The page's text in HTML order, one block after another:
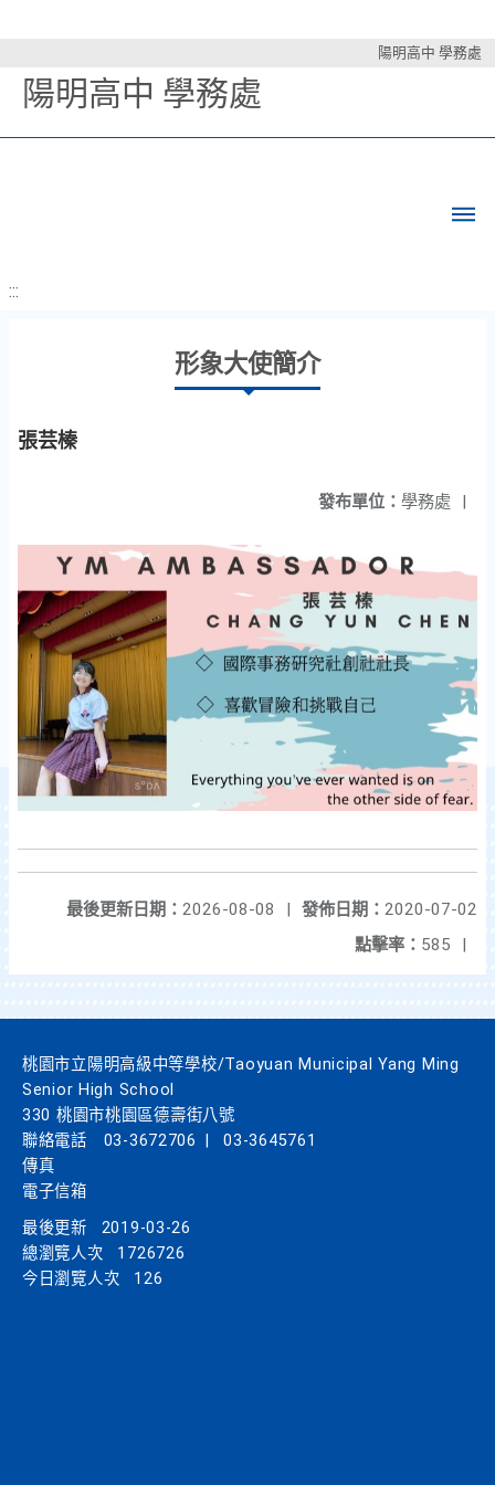
陽明高中 學務處
陽明高中 學務處
:::
形象大使簡介
張芸榛
發布單位： 學務處 |
發佈日期： 2020-07-02
最後更新日期： 2026-08-08
|
點擊率： 585 |
桃園市立陽明高級中等學校/Taoyuan Municipal Yang Ming
Senior High School
330 桃園市桃園區德壽街八號
聯絡電話
03-3672706
03-3645761
傳真
電子信箱
最後更新
2019-03-26
總瀏覽人次
1726726
今日瀏覽人次
126